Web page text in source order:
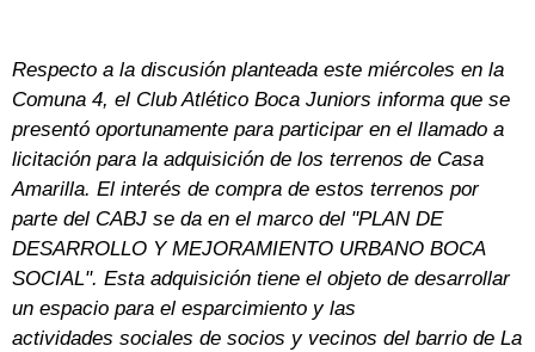
Respecto a la discusión planteada este miércoles en la
Comuna 4, el Club Atlético Boca Juniors informa que se
presentó oportunamente para participar en el llamado a
licitación para la adquisición de los terrenos de Casa
Amarilla. El interés de compra de estos terrenos por
parte del CABJ se da en el marco del "PLAN DE
DESARROLLO Y MEJORAMIENTO URBANO BOCA
SOCIAL". Esta adquisición tiene el objeto de desarrollar
un espacio para el esparcimiento y las
actividades sociales de socios y vecinos del barrio de La